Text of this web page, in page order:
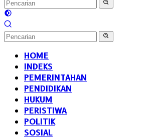
HOME
INDEKS
PEMERINTAHAN
PENDIDIKAN
HUKUM
PERISTIWA
POLITIK
SOSIAL